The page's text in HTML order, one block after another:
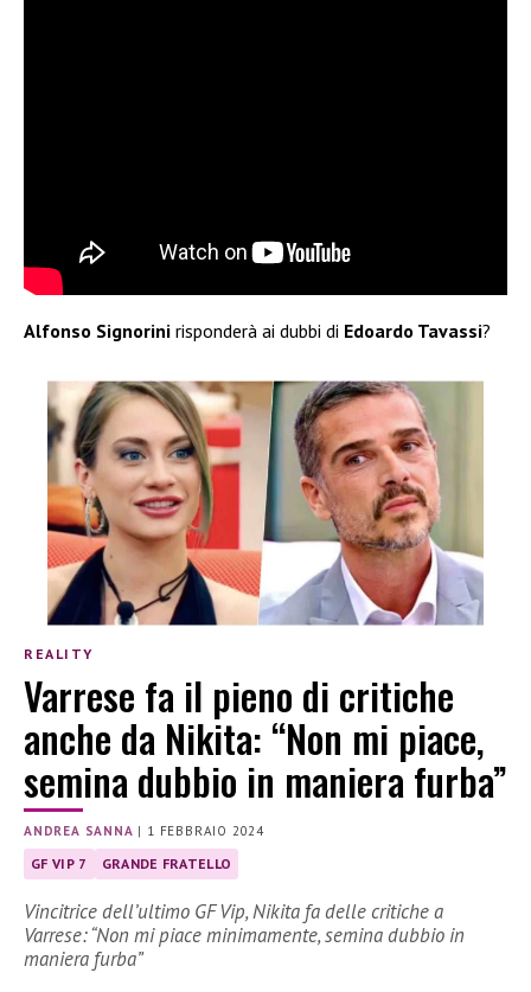
Alfonso Signorini risponderà ai dubbi di Edoardo Tavassi?
REALITY
Varrese fa il pieno di critiche
anche da Nikita: “Non mi piace,
semina dubbio in maniera furba”
ANDREA SANNA | 1 FEBBRAIO 2024
GF VIP 7 GRANDE FRATELLO
Vincitrice dell’ultimo GF Vip, Nikita fa delle critiche a
Varrese: “Non mi piace minimamente, semina dubbio in
maniera furba”